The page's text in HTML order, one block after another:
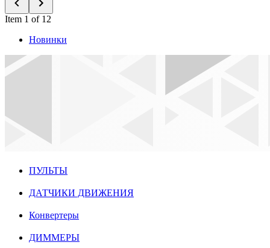
Item 1 of 12
Новинки
ПУЛЬТЫ
ДАТЧИКИ ДВИЖЕНИЯ
Конвертеры
ДИММЕРЫ